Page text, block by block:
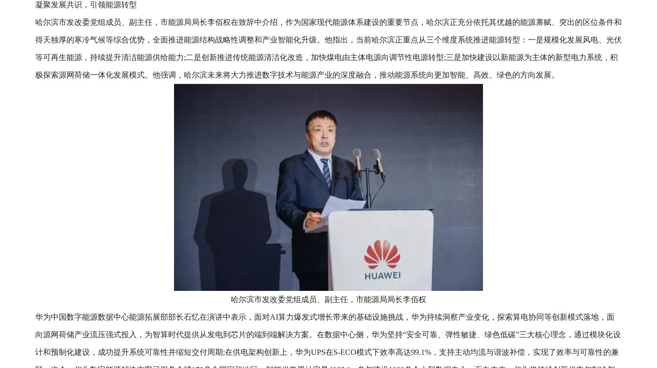
凝聚发展共识，引领能源转型
哈尔滨市发改委党组成员、副主任，市能源局局长李佰权在致辞中介绍，作为国家现代能源体系建设的重要节点，哈尔滨正充分依托其优越的能源禀赋、突出的区位条件和
得天独厚的寒冷气候等综合优势，全面推进能源结构战略性调整和产业智能化升级。他指出，当前哈尔滨正重点从三个维度系统推进能源转型：一是规模化发展风电、光伏
等可再生能源，持续提升清洁能源供给能力;二是创新推进传统能源清洁化改造，加快煤电由主体电源向调节性电源转型;三是加快建设以新能源为主体的新型电力系统，积
极探索源网荷储一体化发展模式。他强调，哈尔滨未来将大力推进数字技术与能源产业的深度融合，推动能源系统向更加智能、高效、绿色的方向发展。
哈尔滨市发改委党组成员、副主任，市能源局局长李佰权
华为中国数字能源数据中心能源拓展部部长石忆在演讲中表示，面对AI算力爆发式增长带来的基础设施挑战，华为持续洞察产业变化，探索算电协同等创新模式落地，面
向源网荷储产业流压强式投入，为智算时代提供从发电到芯片的端到端解决方案。在数据中心侧，华为坚持“安全可靠、弹性敏捷、绿色低碳”三大核心理念，通过模块化设
计和预制化建设，成功提升系统可靠性并缩短交付周期;在供电架构创新上，华为UPS在S-ECO模式下效率高达99.1%，支持主动均流与谐波补偿，实现了效率与可靠性的兼